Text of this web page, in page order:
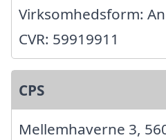
Virksomhedsform:
CVR: 59919911
CPS
Mellemhaverne 3,